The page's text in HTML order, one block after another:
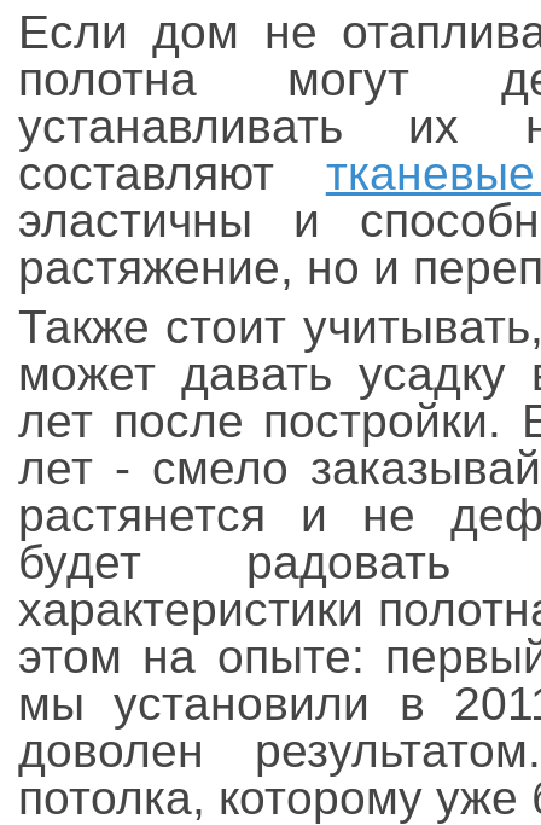
Если дом не
полотна могут
устанавливать их
составляют
эластичны и
растяжение, но и
Также стоит
может давать усадку
лет после
лет - смело
растянется и не
будет радовать
характеристики
этом на опыте:
мы установили в
доволен
потолка, которому